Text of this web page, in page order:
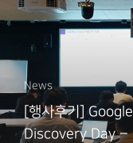
News
[행사후기]
Discovery Day –